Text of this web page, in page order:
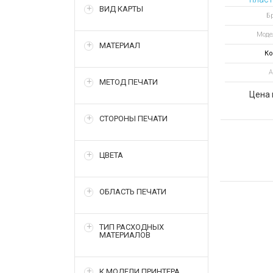
ВИД КАРТЫ
МАТЕРИАЛ
МЕТОД ПЕЧАТИ
СТОРОНЫ ПЕЧАТИ
ЦВЕТА
ОБЛАСТЬ ПЕЧАТИ
ТИП РАСХОДНЫХ
МАТЕРИАЛОВ
ID
Цена